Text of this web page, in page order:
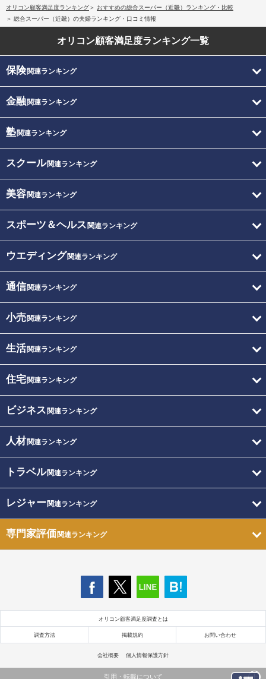
オリコン顧客満足度ランキング
おすすめの総合スーパー（近畿）ランキング・比較
総合スーパー（近畿）の夫婦ランキング・口コミ情報
オリコン顧客満足度ランキング一覧
保険関連ランキング
金融関連ランキング
塾関連ランキング
スクール関連ランキング
美容関連ランキング
スポーツ＆ヘルス 関連ランキング
ウエディング関連ランキング
通信関連ランキング
小売関連ランキング
生活関連ランキング
住宅関連ランキング
ビジネス 関連ランキング
人材関連ランキング
トラベル関連ランキング
レジャー関連ランキング
専門家評価関連ランキング
オリコン顧客満足度調査とは
調査方法 掲載規約 お問い合わせ
会社概要 個人情報保護方針
引用・転載について